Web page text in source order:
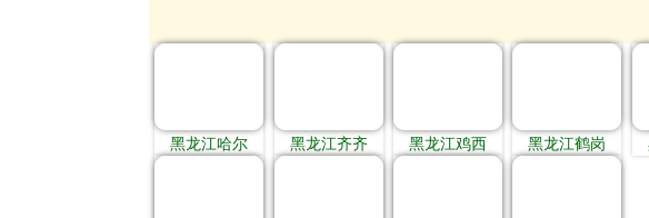
黑龙江哈尔 黑龙江齐齐 黑龙江鸡西 黑龙江鹤岗